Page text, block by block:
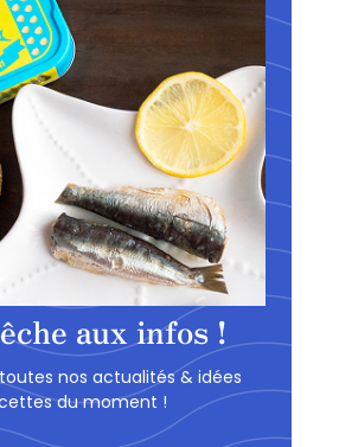
aux infos !
nos actualités & idées
du moment !